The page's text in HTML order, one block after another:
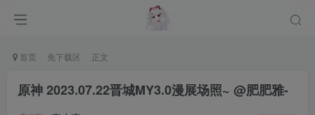
首页 免下载区 正文
原神 2023.07.22晋城MY3.0漫展场照~ ​​​@肥肥雅-